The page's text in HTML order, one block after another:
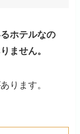
ホテルなの
ません。
ります。